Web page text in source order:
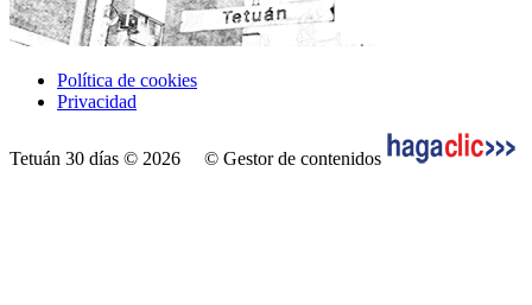
Política de cookies
Privacidad
Tetuán 30 días © 2026 © Gestor de contenidos